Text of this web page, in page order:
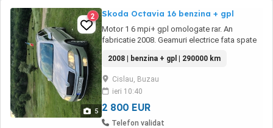
5
2 Skoda Octavia 16 benzina + gpl
Motor 1 6 mpi+ gpl omologate rar. An
fabricatie 2008. Geamuri electrice fata spate
preferințe. Oglinzi electrice încălzite și
semnalizare în ele Radio cd mp3 originală
skoda. Abs esp Pilot automat Lumini de zi
Acte valabile itp,asigurare,rovinieta Se oferă
fiscal ...
2008 | benzina + gpl | 290000 km
Cislau, Buzau
ieri 10:40
2 800 EUR
Telefon validat